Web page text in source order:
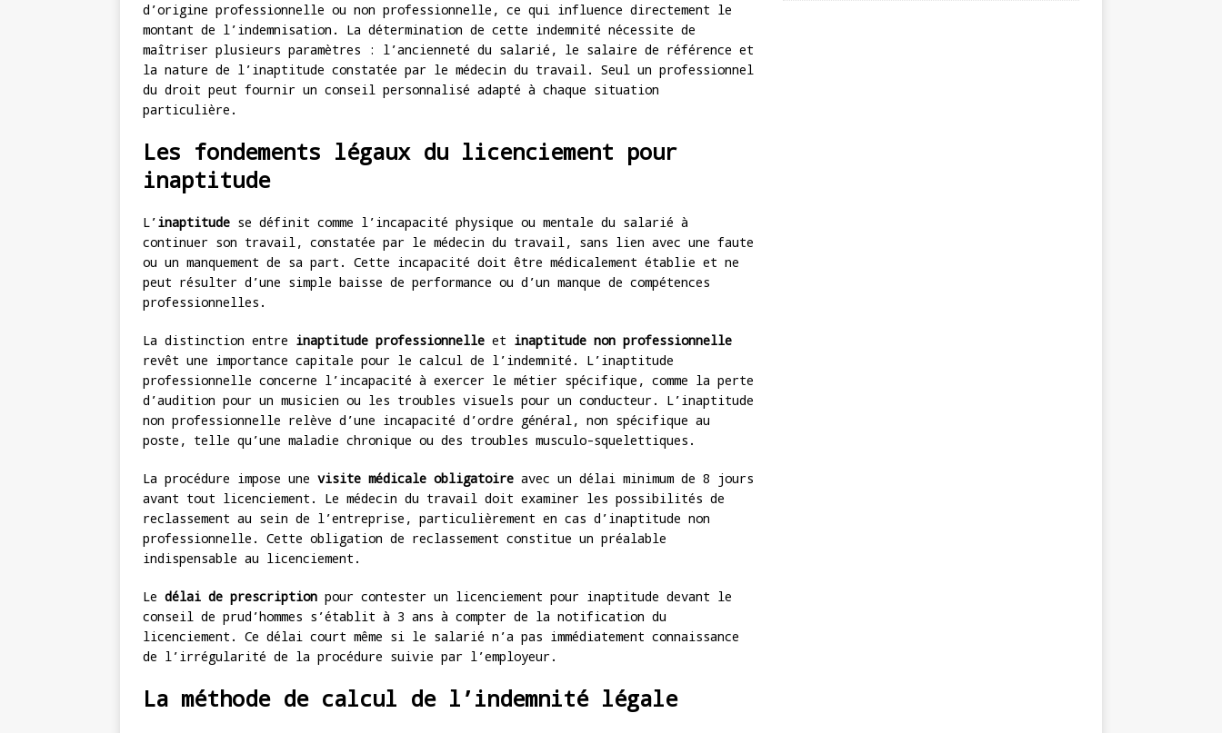
d’origine professionnelle ou non professionnelle, ce qui influence directement le
montant de l’indemnisation. La détermination de cette indemnité nécessite de
maîtriser plusieurs paramètres : l’ancienneté du salarié, le salaire de référence et
la nature de l’inaptitude constatée par le médecin du travail. Seul un professionnel
du droit peut fournir un conseil personnalisé adapté à chaque situation
particulière.
Les fondements légaux du licenciement pour
inaptitude
L’inaptitude se définit comme l’incapacité physique ou mentale du salarié à
continuer son travail, constatée par le médecin du travail, sans lien avec une faute
ou un manquement de sa part. Cette incapacité doit être médicalement établie et ne
peut résulter d’une simple baisse de performance ou d’un manque de compétences
professionnelles.
La distinction entre inaptitude professionnelle et inaptitude non professionnelle
revêt une importance capitale pour le calcul de l’indemnité. L’inaptitude
professionnelle concerne l’incapacité à exercer le métier spécifique, comme la perte
d’audition pour un musicien ou les troubles visuels pour un conducteur. L’inaptitude
non professionnelle relève d’une incapacité d’ordre général, non spécifique au
poste, telle qu’une maladie chronique ou des troubles musculo-squelettiques.
La procédure impose une visite médicale obligatoire avec un délai minimum de 8 jours
avant tout licenciement. Le médecin du travail doit examiner les possibilités de
reclassement au sein de l’entreprise, particulièrement en cas d’inaptitude non
professionnelle. Cette obligation de reclassement constitue un préalable
indispensable au licenciement.
Le délai de prescription pour contester un licenciement pour inaptitude devant le
conseil de prud’hommes s’établit à 3 ans à compter de la notification du
licenciement. Ce délai court même si le salarié n’a pas immédiatement connaissance
de l’irrégularité de la procédure suivie par l’employeur.
La méthode de calcul de l’indemnité légale